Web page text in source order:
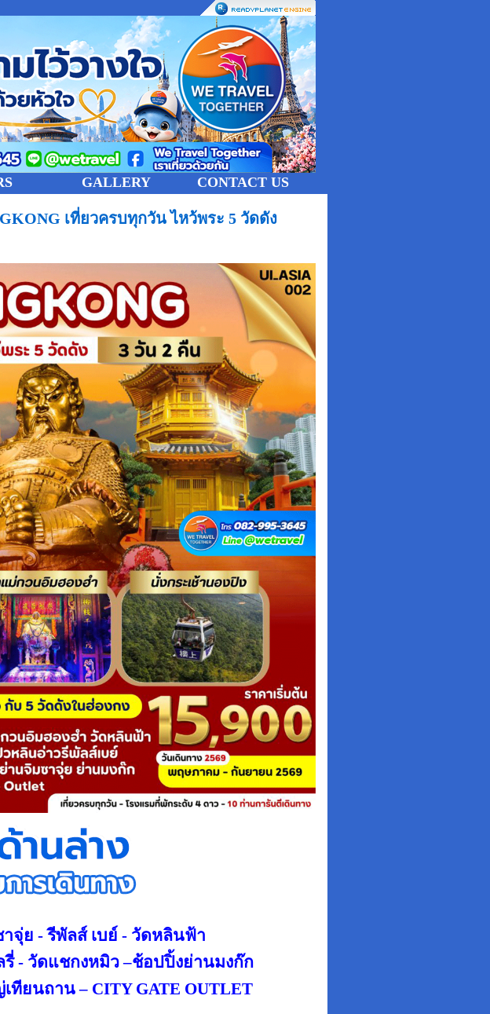
GALLERY CONTACT US
เที่ยวครบทุกวัน ไหว้พระ 5 วัดดัง
าจุ่ย -รีพัลส์ เบย์ - วัดหลินฟ้า
รี่ - วัดแชกงหมิว –ช้อปปิ้งย่านมงก๊ก
ทียนถาน – CITY GATE OUTLET